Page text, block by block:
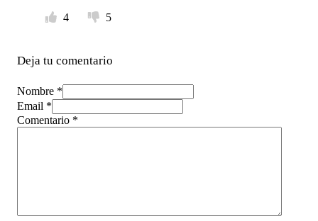
4
5
Deja tu comentario
Nombre *
Email *
Comentario *